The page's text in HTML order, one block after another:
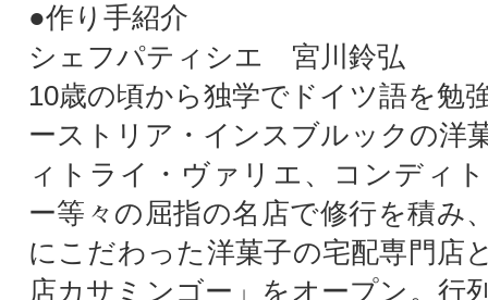
●作り手紹介
シェフパティシエ 宮川鈴弘
10歳の頃から独学でドイツ語を勉
ーストリア・インスブルックの洋
ィトライ・ヴァリエ、コンディ
ー等々の屈指の名店で修行を積み
にこだわった洋菓子の宅配専門店
店カサミンゴー」をオープン。行